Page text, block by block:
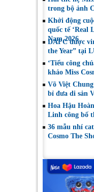
trong bộ ảnh
Khởi động
quốc tế ‘Real
Nam 2026
DAFC được
the Year” tại
‘Tiểu công
khảo Miss
Võ Việt
bỉ đưa di sản
Hoa Hậu
Linh công bố
36 mẫu nhí
Cosmo The